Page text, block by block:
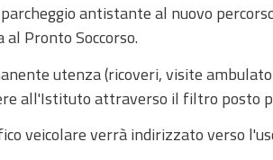
parcheggio antistante al nuovo
Pronto Soccorso.
utenza (ricoveri, visite
all'Istituto attraverso il filtro posto
veicolare verrà indirizzato verso